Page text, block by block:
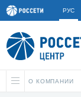
РУС
О КОМПАНИИ